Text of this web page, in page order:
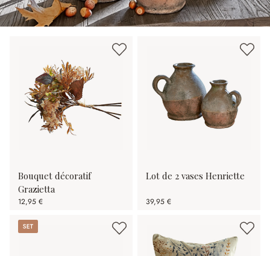
Bouquet décoratif
Grazietta
12,95 €
Lot de 2 vases Henriette
39,95 €
Set